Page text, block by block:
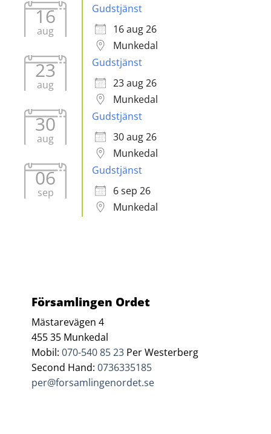
16
aug
Gudstjänst
16 aug 26
Munkedal
23
aug
Gudstjänst
23 aug 26
Munkedal
30
aug
Gudstjänst
30 aug 26
Munkedal
06
sep
Gudstjänst
6 sep 26
Munkedal
Församlingen Ordet
Mästarevägen 4
455 35 Munkedal
Mobil:070-540 85 23 Per Westerberg
Second Hand:0736335185
per@forsamlingenordet.se